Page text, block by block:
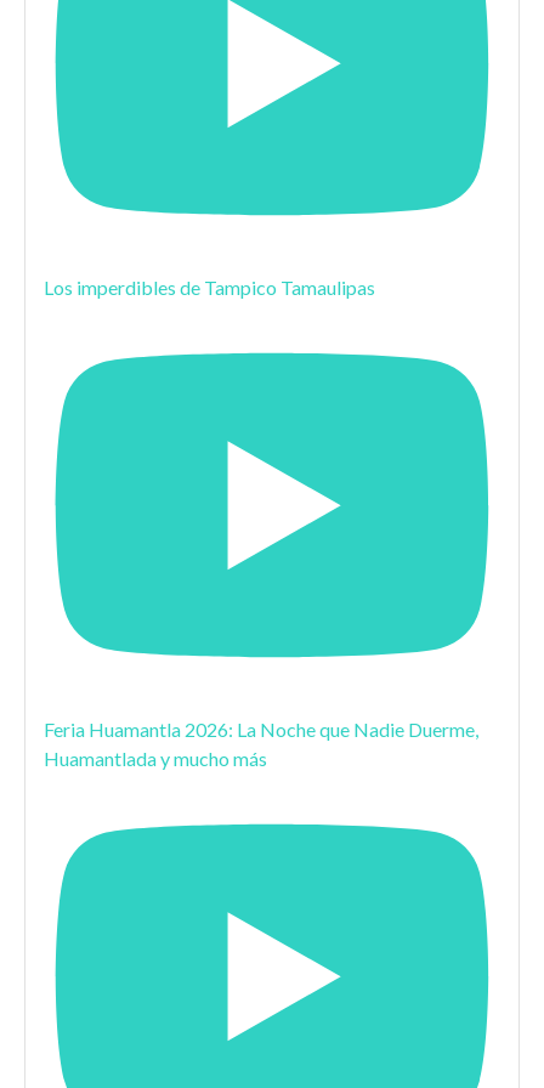
Los imperdibles de Tampico Tamaulipas
Feria Huamantla 2026: La Noche que Nadie Duerme,
Huamantlada y mucho más